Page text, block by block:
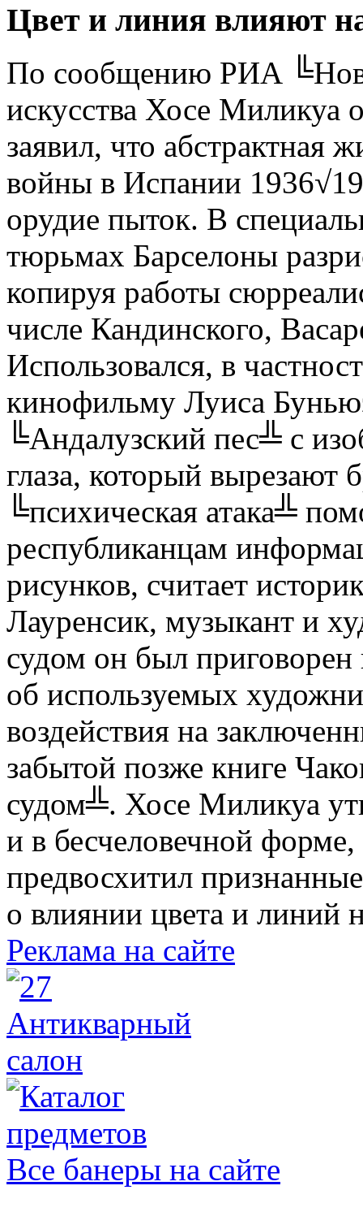
Цвет и линия влияют
По сообщению РИА
искусства Хосе Миликуа
заявил, что абстрактная
войны в Испании
орудие пыток. В
тюрьмах Барселоны
копируя работы
числе Кандинского,
Использовался, в
кинофильму Луиса
╚Андалузский пес╩ с
глаза, который вырезают
╚психическая атака╩
республиканцам
рисунков, считает
Лауренсик, музыкант и
судом он был
об используемых
воздействия на
забытой позже книге
судом╩. Хосе Миликуа
и в бесчеловечной
предвосхитил
о влиянии цвета и линий
Реклама на сайте
Все банеры на сайте